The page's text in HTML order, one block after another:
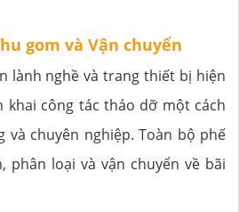
gom và Vận chuyển
lành nghề và trang thiết bị hiện
khai công tác tháo dỡ một cách
và chuyên nghiệp. Toàn bộ phế
phân loại và vận chuyển về bãi